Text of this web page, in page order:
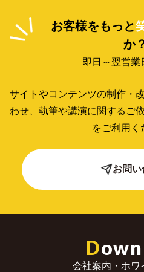
お客様をもっと
か
即日～翌営業
サイトやコンテンツの制作・
わせ、 執筆や講演に関するご
をご利用く
お問
D
会社案内・ホワ